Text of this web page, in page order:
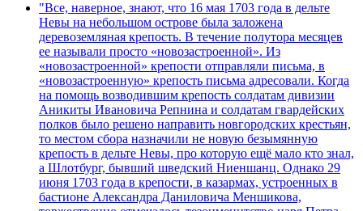
"Все, наверное, знают, что 16 мая 1703 года в дельте
Невы на небольшом острове была заложена
деревоземляная крепость. В течение полутора месяцев
ее называли просто «новозастроенной». Из
«новозастроенной» крепости отправляли письма, в
«новозастроенную» крепость письма адресовали. Когда
на помощь возводившим крепость солдатам дивизии
Аникиты Ивановича Репнина и солдатам гвардейских
полков было решено направить новгородских крестьян,
то местом сбора назначили не новую безымянную
крепость в дельте Невы, про которую ещё мало кто знал,
а Шлотбург, бывший шведский Ниеншанц. Однако 29
июня 1703 года в крепости, в казармах, устроенных в
бастионе Александра Даниловича Меншикова,